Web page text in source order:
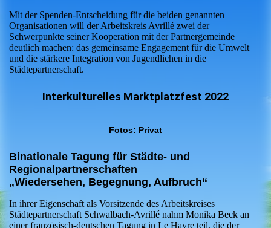
Mit der Spenden-Entscheidung für die beiden genannten
Organisationen will der Arbeitskreis Avrillé zwei der
Schwerpunkte seiner Kooperation mit der Partnergemeinde
deutlich machen: das gemeinsame Engagement für die Umwelt
und die stärkere Integration von Jugendlichen in die
Städtepartnerschaft.
Interkulturelles Marktplatzfest 2022
Fotos: Privat
Binationale Tagung für Städte- und
Regionalpartnerschaften
„Wiedersehen, Begegnung, Aufbruch“
In ihrer Eigenschaft als Vorsitzende des Arbeitskreises
Städtepartnerschaft Schwalbach-Avrillé nahm Monika Beck an
einer französisch-deutschen Tagung in Le Havre teil, die der